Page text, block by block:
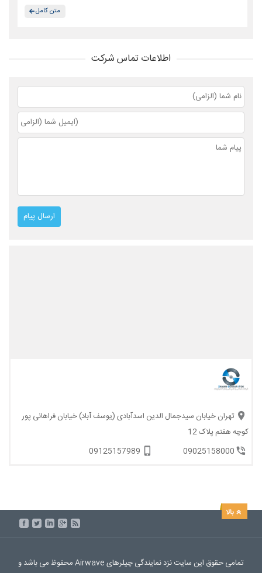
متن کامل
اطلاعات تماس شرکت
تهران خیابان سیدجمال الدین اسدآبادی (یوسف آباد) خیابان فراهانی پور
کوچه هفتم پلاک 12
09025158000
09125157989
تمامی حقوق این سایت نزد نمایندگی چیلرهای Airwave محفوظ می باشد و